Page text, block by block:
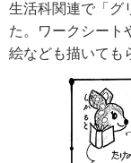
生活科関連で「グ
た。ワークシート
絵なども描いても